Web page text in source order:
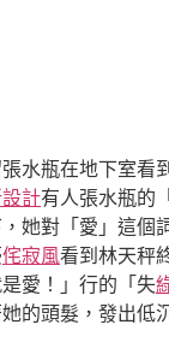
水瓶在地下室看
計有人張水瓶的
她對「愛」這個
侘寂風看到林天秤
愛！」行的「失
的頭髮，發出低